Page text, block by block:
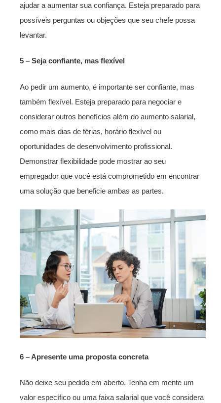
ajudar a aumentar sua confiança. Esteja preparado para
possíveis perguntas ou objeções que seu chefe possa
levantar.
5 – Seja confiante, mas flexível
Ao pedir um aumento, é importante ser confiante, mas
também flexível. Esteja preparado para negociar e
considerar outros benefícios além do aumento salarial,
como mais dias de férias, horário flexível ou
oportunidades de desenvolvimento profissional.
Demonstrar flexibilidade pode mostrar ao seu
empregador que você está comprometido em encontrar
uma solução que beneficie ambas as partes.
6 – Apresente uma proposta concreta
Não deixe seu pedido em aberto. Tenha em mente um
valor específico ou uma faixa salarial que você considera